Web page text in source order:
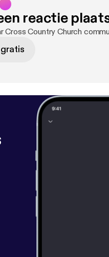
reactie
Cross Country Church